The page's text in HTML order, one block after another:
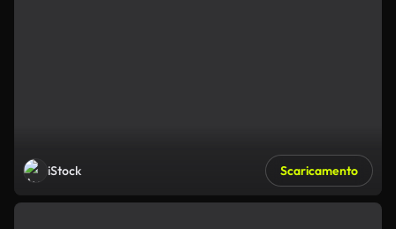
iStock Scaricamento